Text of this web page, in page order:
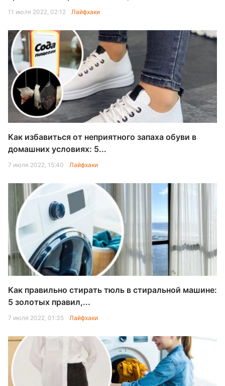
11 июля 2022, 02:12 Лайфхаки
Как избавиться от неприятного запаха обуви в
домашних условиях: 5...
7 июля 2022, 15:40 Лайфхаки
Как правильно стирать тюль в стиральной машине:
5 золотых правил,...
7 июля 2022, 01:35 Лайфхаки